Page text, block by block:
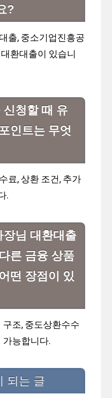
?
출, 중소기업진흥공
환대출이 있습니
청할 때 유
인트는 무엇
료, 상환 조건, 추가
.
님 대환대출
른 금융 상품
떤 장점이 있
구조, 중도상환수수
가능합니다.
되는 글